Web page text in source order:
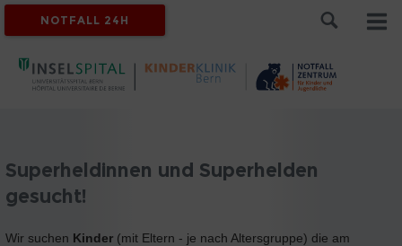
NOTFALL 24H
Superheldinnen und Superhelden
gesucht!
Wir suchen Kinder (mit Eltern - je nach Altersgruppe) die am